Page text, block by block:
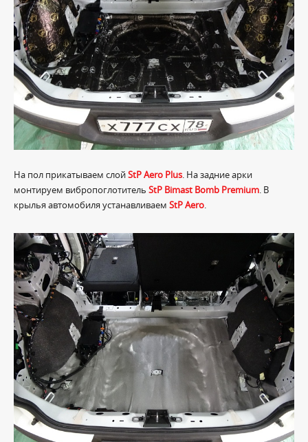
На пол прикатываем слойStP Aero Plus. На задние арки
монтируем вибропоглотитель StP Bimast Bomb Premium. В
крылья автомобиля устанавливаем StP Aero.